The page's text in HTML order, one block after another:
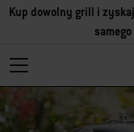
Kup dowolny grill i